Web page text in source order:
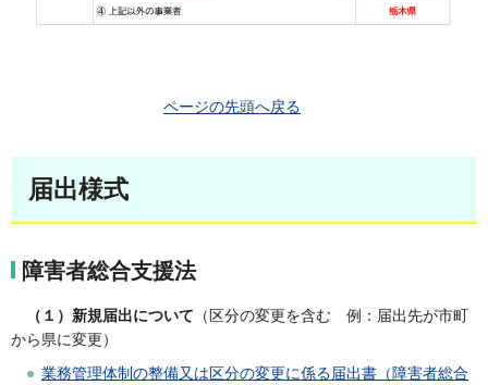
ページの先頭へ戻る
届出様式
障害者総合支援法
（１）新規届出について （区分の変更を含む 例：届出先が市町
から県に変更）
業務管理体制の整備又は区分の変更に係る届出書（障害者総合